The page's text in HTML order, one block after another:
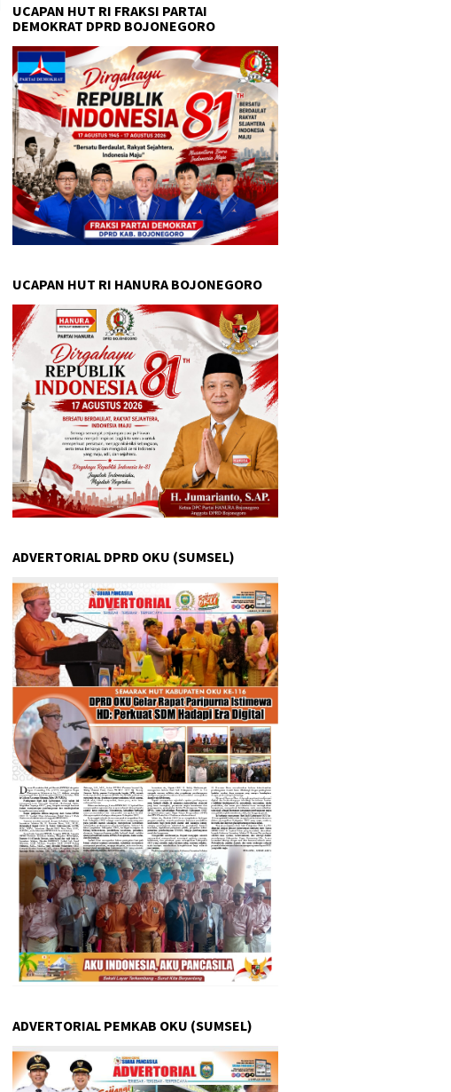
UCAPAN HUT RI FRAKSI PARTAI
DEMOKRAT DPRD BOJONEGORO
UCAPAN HUT RI HANURA BOJONEGORO
ADVERTORIAL DPRD OKU (SUMSEL)
ADVERTORIAL PEMKAB OKU (SUMSEL)